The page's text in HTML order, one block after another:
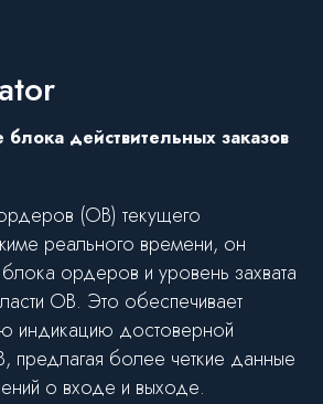
действительных заказов
(OB) текущего
реального времени, он
блока ордеров и уровень захвата
OB. Это обеспечивает
индикацию достоверной
предлагая более четкие данные
о входе и выходе.